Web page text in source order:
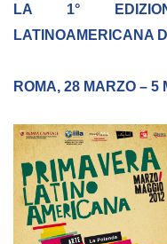
COOPERAZIONE
Patrimonio
Empowerment
Giustizia e
EUROsociAL
EL PAcCTO
LA 1°
LATINOAMERICANA
ROMA, 28 MARZO – 5